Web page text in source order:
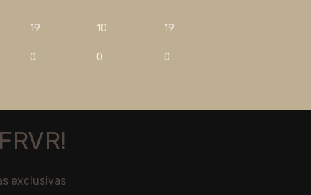
19
0
10
0
19
0
exclusivas